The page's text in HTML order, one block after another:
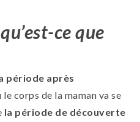
ce que
période après
le corps de la maman va se
la période de découverte